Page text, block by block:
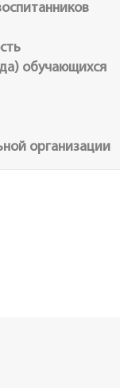
обучающихся
организации